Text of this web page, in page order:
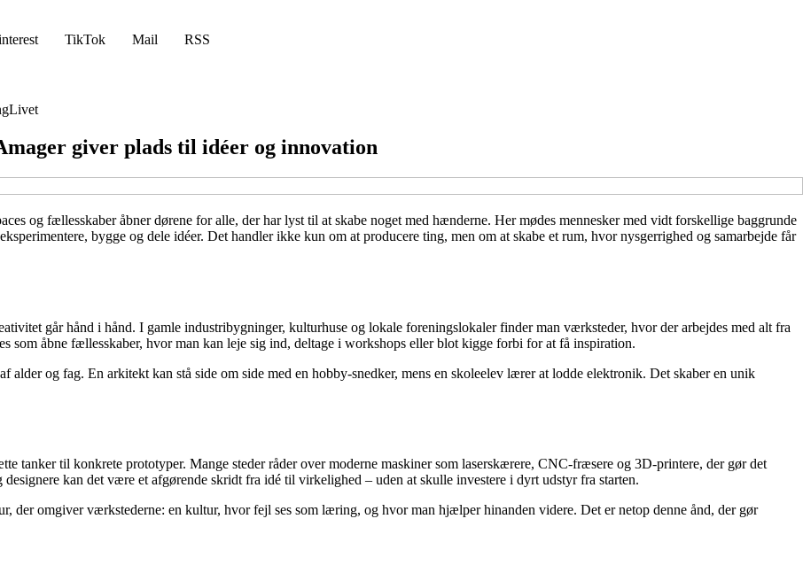
TikTok Mail RSS
Livet
giver plads til idéer og innovation
og fællesskaber åbner dørene for alle, der har lyst til at skabe noget med hænderne. Her mødes mennesker med vidt forskellige baggrunde
bygge og dele idéer. Det handler ikke kun om at producere ting, men om at skabe et rum, hvor nysgerrighed og samarbejde får
går hånd i hånd. I gamle industribygninger, kulturhuse og lokale foreningslokaler finder man værksteder, hvor der arbejdes med alt fra
åbne fællesskaber, hvor man kan leje sig ind, deltage i workshops eller blot kigge forbi for at få inspiration.
alder og fag. En arkitekt kan stå side om side med en hobby-snedker, mens en skoleelev lærer at lodde elektronik. Det skaber en unik
tanker til konkrete prototyper. Mange steder råder over moderne maskiner som laserskærere, CNC-fræsere og 3D-printere, der gør det
kan det være et afgørende skridt fra idé til virkelighed – uden at skulle investere i dyrt udstyr fra starten.
der omgiver værkstederne: en kultur, hvor fejl ses som læring, og hvor man hjælper hinanden videre. Det er netop denne ånd, der gør